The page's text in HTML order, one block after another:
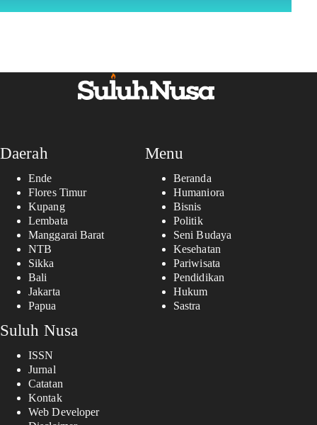
Daerah
Ende
Flores Timur
Kupang
Lembata
Manggarai Barat
NTB
Sikka
Bali
Jakarta
Papua
Menu
Beranda
Humaniora
Bisnis
Politik
Seni Budaya
Kesehatan
Pariwisata
Pendidikan
Hukum
Sastra
Suluh Nusa
ISSN
Jurnal
Catatan
Kontak
Web Developer